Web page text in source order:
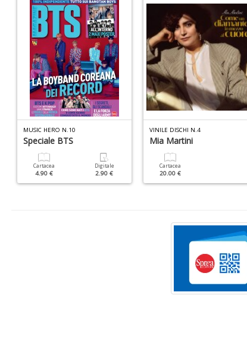
MUSIC HERO N.10
Speciale BTS
Cartacea
4.90 €
Digitale
2.90 €
VINILE DISCHI N.4
Mia Martini
Cartacea
20.00 €